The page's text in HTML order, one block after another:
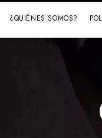
¿QUIÉNES SOMOS?